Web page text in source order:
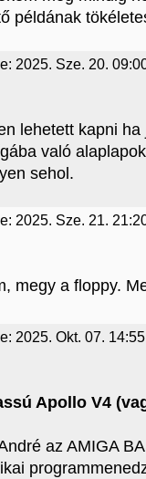
példának
2025. Sze. 20.
lehetett kapni
való
sehol.
2025. Sze. 21.
megy a floppy.
2025. Okt. 07. 14:55
Apollo V4
az AMIGA